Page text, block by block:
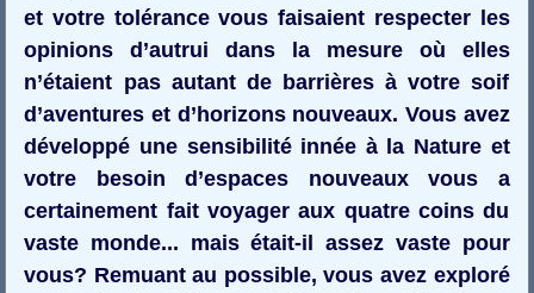
et votre tolérance vous faisaient respecter les
opinions d’autrui dans la mesure où elles
n’étaient pas autant de barrières à votre soif
d’aventures et d’horizons nouveaux. Vous avez
développé une sensibilité innée à la Nature et
votre besoin d’espaces nouveaux vous a
certainement fait voyager aux quatre coins du
vaste monde... mais était-il assez vaste pour
vous? Remuant au possible, vous avez exploré